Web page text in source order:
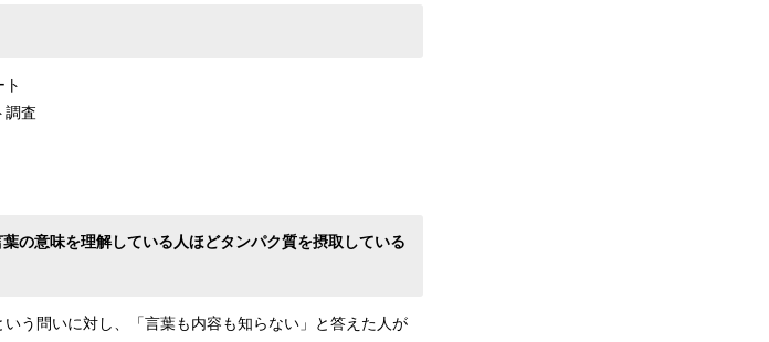
調査
の意味を理解している人ほどタンパク質を摂取している
う問いに対し、「言葉も内容も知らない」と答えた人が